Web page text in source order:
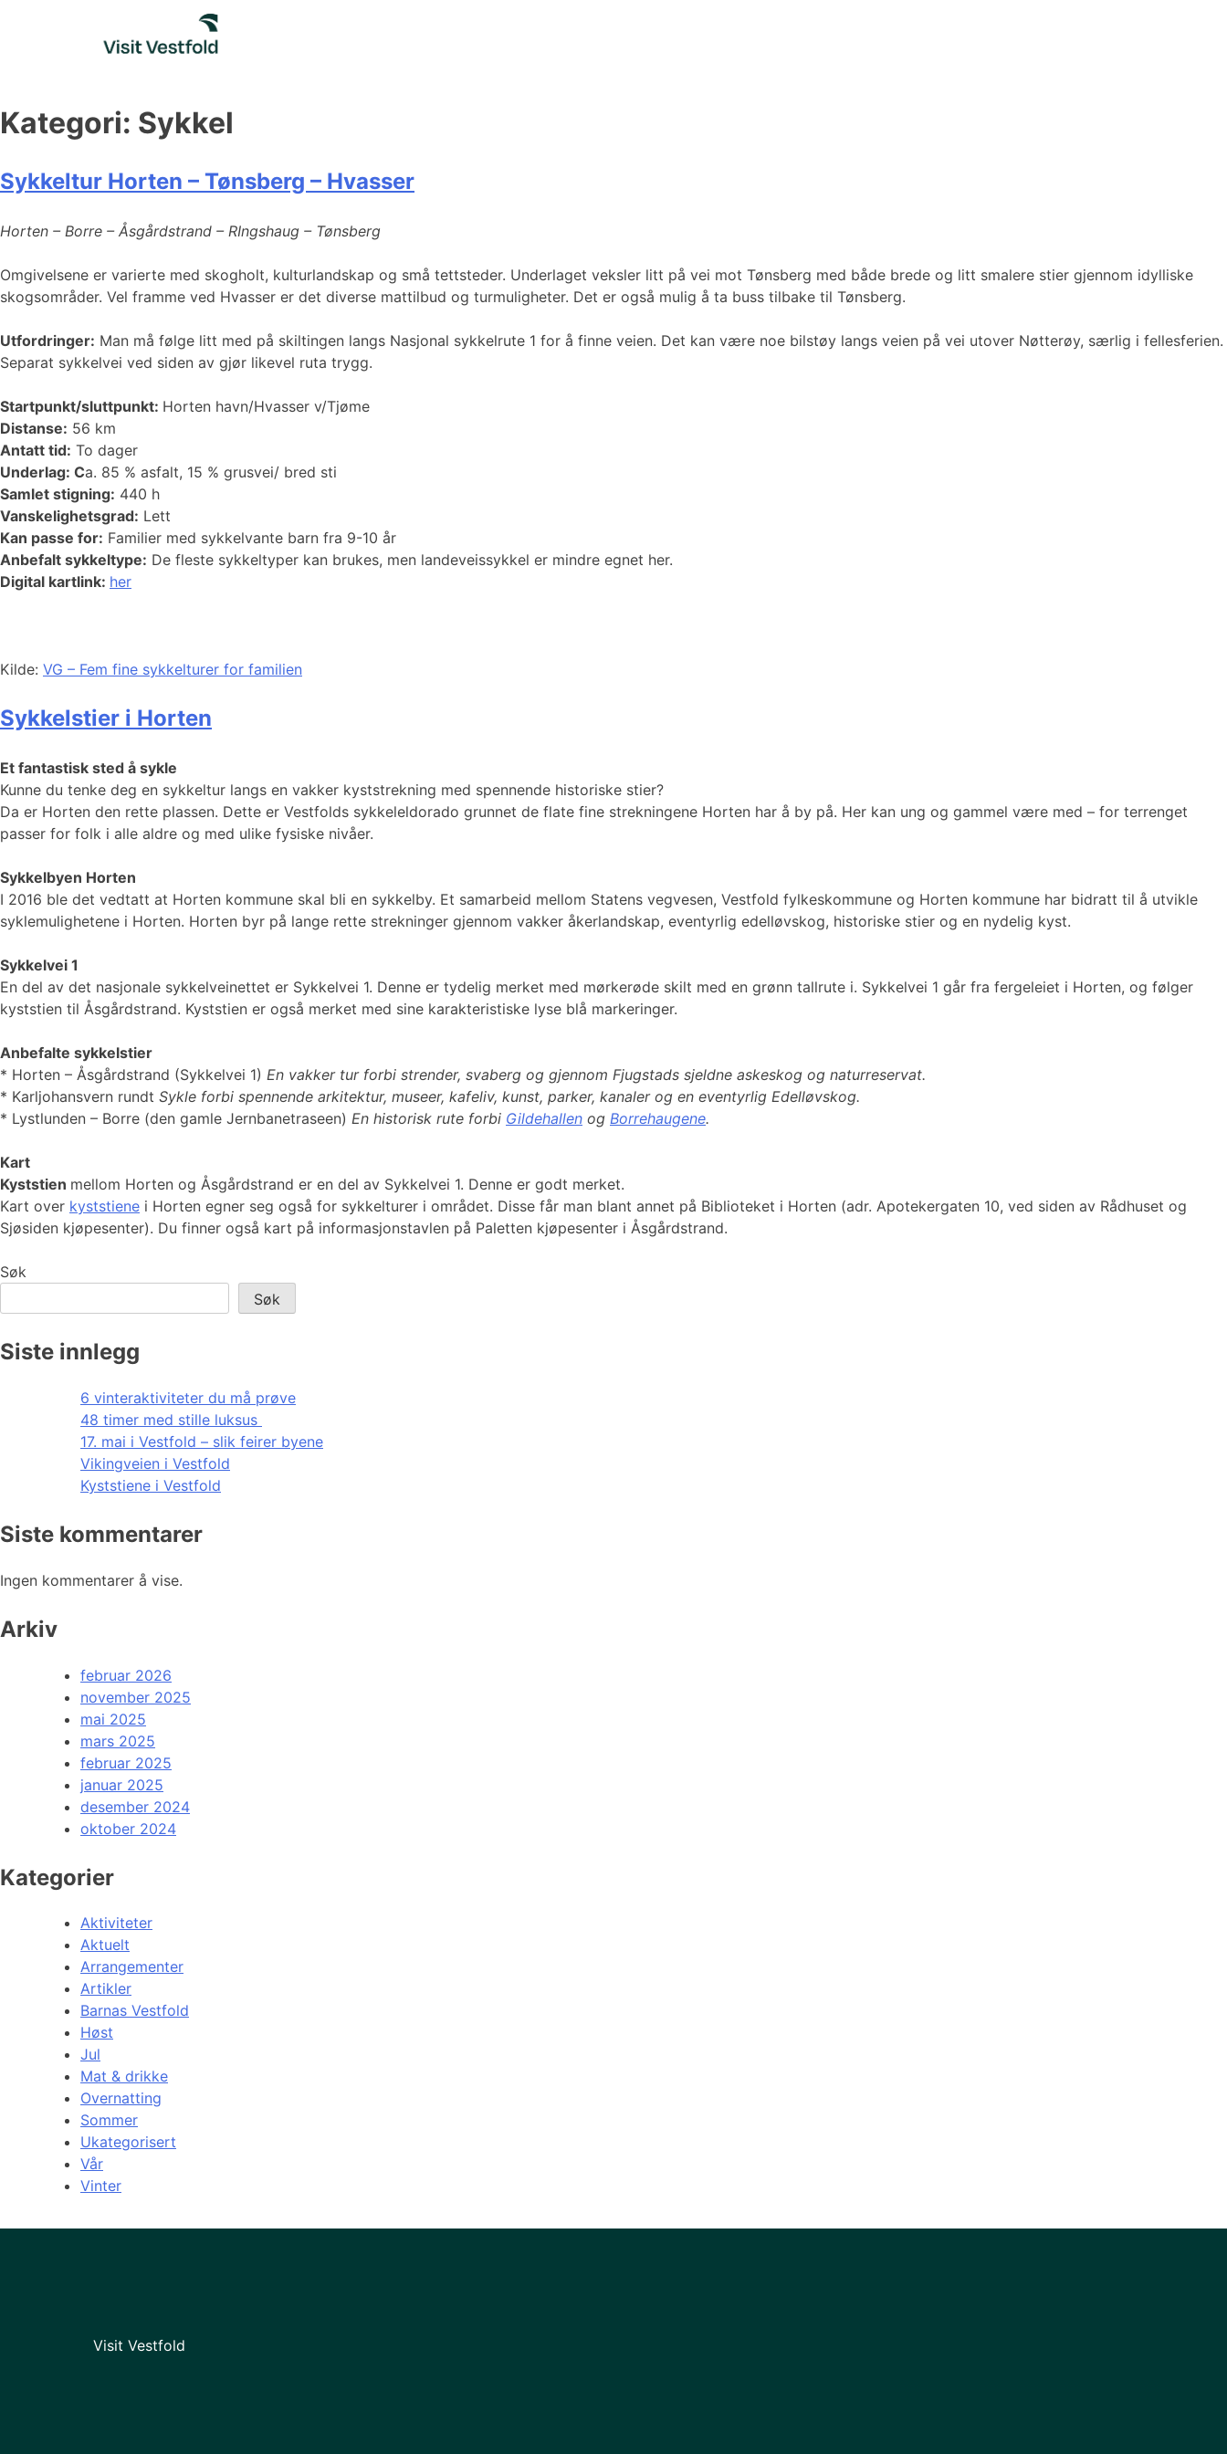
Kategori: Sykkel
Sykkeltur Horten – Tønsberg – Hvasser
Horten – Borre – Åsgårdstrand – RIngshaug – Tønsberg
Omgivelsene er varierte med skogholt, kulturlandskap og små tettsteder. Underlaget veksler litt på vei mot Tønsberg med både brede og litt smalere stier gjennom idylliske
skogsområder. Vel framme ved Hvasser er det diverse mattilbud og turmuligheter. Det er også mulig å ta buss tilbake til Tønsberg.
Utfordringer: Man må følge litt med på skiltingen langs Nasjonal sykkelrute 1 for å finne veien. Det kan være noe bilstøy langs veien på vei utover Nøtterøy, særlig i fellesferien.
Separat sykkelvei ved siden av gjør likevel ruta trygg.
Startpunkt/sluttpunkt: Horten havn/Hvasser v/Tjøme
Distanse: 56 km
Antatt tid: To dager
Underlag: Ca. 85 % asfalt, 15 % grusvei/ bred sti
Samlet stigning: 440 h
Vanskelighetsgrad: Lett
Kan passe for: Familier med sykkelvante barn fra 9-10 år
Anbefalt sykkeltype: De fleste sykkeltyper kan brukes, men landeveissykkel er mindre egnet her.
Digital kartlink: her
Kilde: VG – Fem fine sykkelturer for familien
Sykkelstier i Horten
Et fantastisk sted å sykle
Kunne du tenke deg en sykkeltur langs en vakker kyststrekning med spennende historiske stier?
Da er Horten den rette plassen. Dette er Vestfolds sykkeleldorado grunnet de flate fine strekningene Horten har å by på. Her kan ung og gammel være med – for terrenget
passer for folk i alle aldre og med ulike fysiske nivåer.
Sykkelbyen Horten
I 2016 ble det vedtatt at Horten kommune skal bli en sykkelby. Et samarbeid mellom Statens vegvesen, Vestfold fylkeskommune og Horten kommune har bidratt til å utvikle
syklemulighetene i Horten. Horten byr på lange rette strekninger gjennom vakker åkerlandskap, eventyrlig edelløvskog, historiske stier og en nydelig kyst.
Sykkelvei 1
En del av det nasjonale sykkelveinettet er Sykkelvei 1. Denne er tydelig merket med mørkerøde skilt med en grønn tallrute i. Sykkelvei 1 går fra fergeleiet i Horten, og følger
kyststien til Åsgårdstrand. Kyststien er også merket med sine karakteristiske lyse blå markeringer.
Anbefalte sykkelstier
* ​​​​​Horten – Åsgårdstrand (Sykkelvei 1) En vakker tur forbi strender, svaberg og gjennom Fjugstads sjeldne askeskog og naturreservat.
* Karljohansvern rundt Sykle forbi spennende arkitektur, museer, kafeliv, kunst, parker, kanaler og en eventyrlig Edelløvskog.
* Lystlunden – Borre (den gamle Jernbanetraseen) En historisk rute forbi Gildehallen og Borrehaugene.
Kart
Kyststien mellom Horten og Åsgårdstrand er en del av Sykkelvei 1. Denne er godt merket.
Kart over kyststiene i Horten egner seg også for sykkelturer i området. Disse får man blant annet på Biblioteket i Horten (adr. Apotekergaten 10, ved siden av Rådhuset og
Sjøsiden kjøpesenter). Du finner også kart på informasjonstavlen på Paletten kjøpesenter i Åsgårdstrand.
Søk
Søk
Siste innlegg
6 vinteraktiviteter du må prøve
48 timer med stille luksus
17. mai i Vestfold – slik feirer byene
Vikingveien i Vestfold
Kyststiene i Vestfold
Siste kommentarer
Ingen kommentarer å vise.
Arkiv
februar 2026
november 2025
mai 2025
mars 2025
februar 2025
januar 2025
desember 2024
oktober 2024
Kategorier
Aktiviteter
Aktuelt
Arrangementer
Artikler
Barnas Vestfold
Høst
Jul
Mat & drikke
Overnatting
Sommer
Ukategorisert
Vår
Vinter
Visit Vestfold